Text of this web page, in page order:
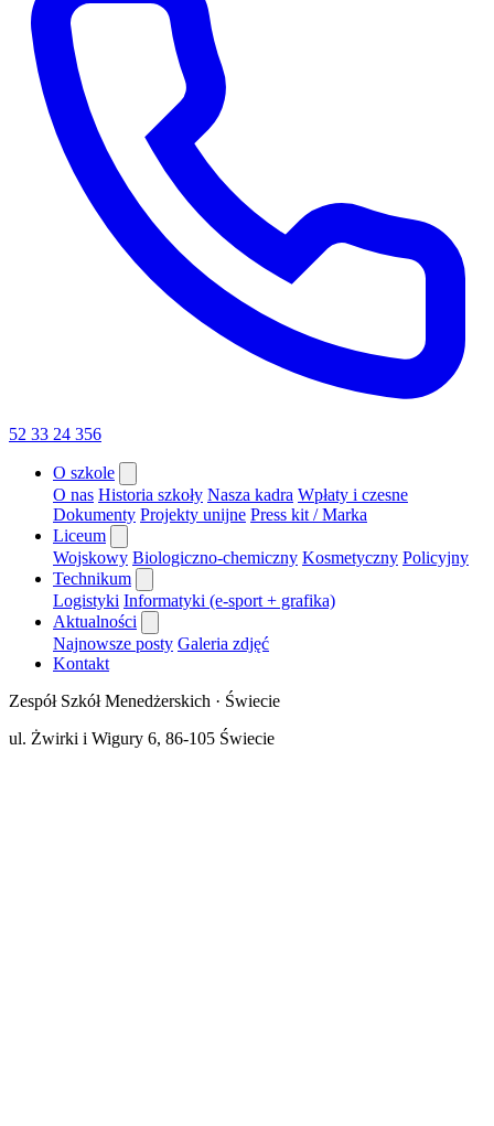
52 33 24 356
O szkole
O nas Historia szkoły Nasza kadra Wpłaty i czesne
Dokumenty Projekty unijne Press kit / Marka
Liceum
Wojskowy Biologiczno-chemiczny Kosmetyczny Policyjny
Technikum
Logistyki Informatyki (e-sport + grafika)
Aktualności
Najnowsze posty Galeria zdjęć
Kontakt
Zespół Szkół Menedżerskich · Świecie
ul. Żwirki i Wigury 6, 86-105 Świecie